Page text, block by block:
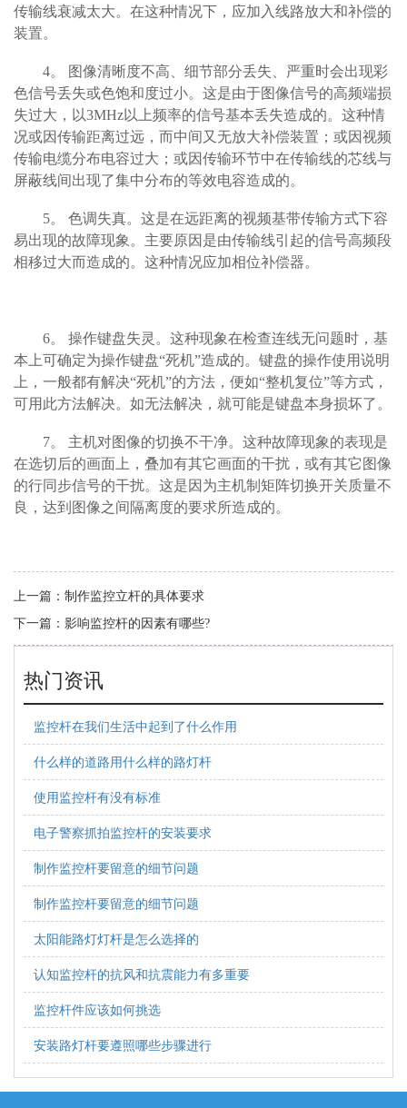
传输线衰减太大。在这种情况下，应加入线路放大和补偿的
装置。
4。 图像清晰度不高、细节部分丢失、严重时会出现彩
色信号丢失或色饱和度过小。这是由于图像信号的高频端损
失过大，以3MHz以上频率的信号基本丢失造成的。这种情
况或因传输距离过远，而中间又无放大补偿装置；或因视频
传输电缆分布电容过大；或因传输环节中在传输线的芯线与
屏蔽线间出现了集中分布的等效电容造成的。
5。 色调失真。这是在远距离的视频基带传输方式下容
易出现的故障现象。主要原因是由传输线引起的信号高频段
相移过大而造成的。这种情况应加相位补偿器。
6。 操作键盘失灵。这种现象在检查连线无问题时，基
本上可确定为操作键盘“死机”造成的。键盘的操作使用说明
上，一般都有解决“死机”的方法，便如“整机复位”等方式，
可用此方法解决。如无法解决，就可能是键盘本身损坏了。
7。 主机对图像的切换不干净。这种故障现象的表现是
在选切后的画面上，叠加有其它画面的干扰，或有其它图像
的行同步信号的干扰。这是因为主机制矩阵切换开关质量不
良，达到图像之间隔离度的要求所造成的。
上一篇： 制作监控立杆的具体要求
下一篇： 影响监控杆的因素有哪些?
热门资讯
监控杆在我们生活中起到了什么作用
什么样的道路用什么样的路灯杆
使用监控杆有没有标准
电子警察抓拍监控杆的安装要求
制作监控杆要留意的细节问题
制作监控杆要留意的细节问题
太阳能路灯灯杆是怎么选择的
认知监控杆的抗风和抗震能力有多重要
监控杆件应该如何挑选
安装路灯杆要遵照哪些步骤进行